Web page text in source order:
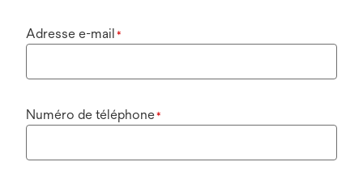
Adresse e-mail *
Numéro de téléphone*